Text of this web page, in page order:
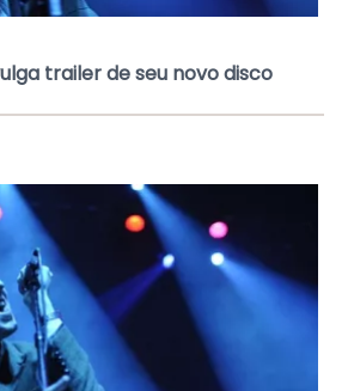
trailer de seu novo disco